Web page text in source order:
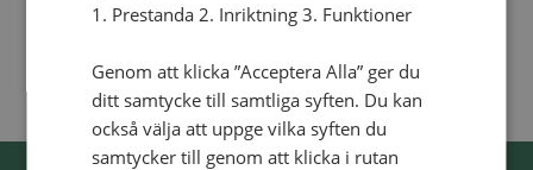
1. Prestanda 2. Inriktning 3. Funktioner
Genom att klicka ”Acceptera Alla” ger du
ditt samtycke till samtliga syften. Du kan
också välja att uppge vilka syften du
samtycker till genom att klicka i rutan